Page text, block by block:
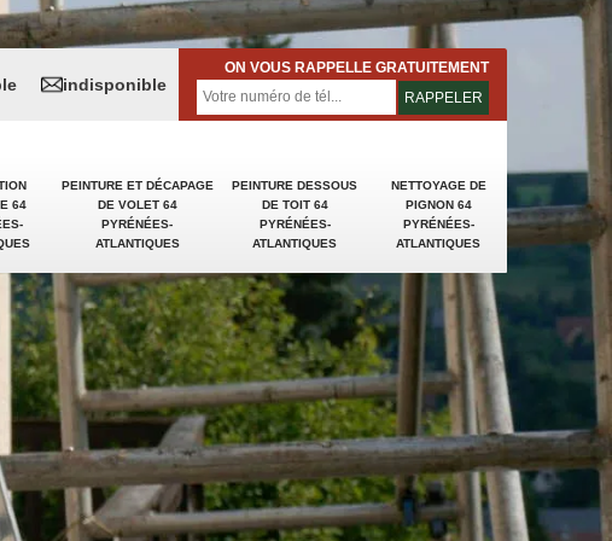
64
PEINTURE ET DÉCAPAGE
DE VOLET 64
PYRÉNÉES-
ATLANTIQUES
PEINTURE DESSOUS
DE TOIT 64
PYRÉNÉES-
ATLANTIQUES
NETTOYAGE DE
PIGNON 64
PYRÉNÉES-
ATLANTIQUES
indisponible
ON VOUS RAPPELLE GRATUITEMENT